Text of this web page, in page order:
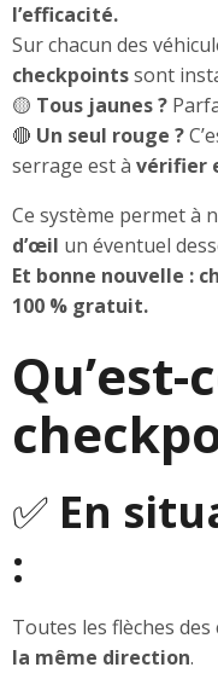
l’efficacité.
Sur chacun des
checkpointssont
🟡 Tous jaunes ?
🔴 Un seul rouge ?
serrage est à vérifier
Ce système permet à
d’œil un éventuel
Et bonne nouvelle :
100 % gratuit.
Qu’est-
✅ En
:
Toutes les flèches
la même direction.